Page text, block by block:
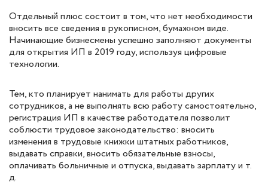
Отдельный плюс состоит в том, что нет необходимости
вносить все сведения в рукописном, бумажном виде.
Начинающие бизнесмены успешно заполняют документы
для открытия ИП в 2019 году, используя цифровые
технологии.
Тем, кто планирует нанимать для работы других
сотрудников, а не выполнять всю работу самостоятельно,
регистрация ИП в качестве работодателя позволит
соблюсти трудовое законодательство: вносить
изменения в трудовые книжки штатных работников,
выдавать справки, вносить обязательные взносы,
оплачивать больничные и отпуска, выдавать зарплату и т.
д.